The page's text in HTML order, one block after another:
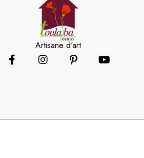
Artisane d'art